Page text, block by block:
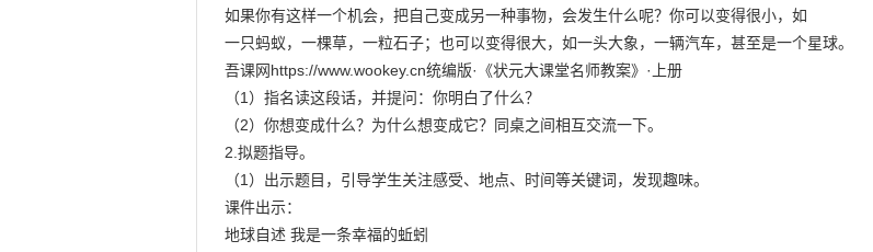
如果你有这样一个机会，把自己变成另一种事物，会发生什么呢？你可以变得很小，如
一只蚂蚁，一棵草，一粒石子；也可以变得很大，如一头大象，一辆汽车，甚至是一个星球。
吾课网https://www.wookey.cn统编版·《状元大课堂名师教案》·上册
（1）指名读这段话，并提问：你明白了什么？
（2）你想变成什么？为什么想变成它？同桌之间相互交流一下。
2.拟题指导。
（1）出示题目，引导学生关注感受、地点、时间等关键词，发现趣味。
课件出示：
地球自述 我是一条幸福的蚯蚓